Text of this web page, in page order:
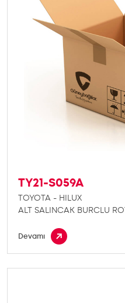
TY21-S059A
TOYOTA - HILUX
ALT SALINCAK BURCLU
Devamı